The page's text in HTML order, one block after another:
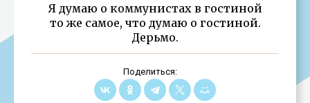
Я думаю о коммунистах в гостиной
то же самое, что думаю о гостиной.
Дерьмо.
Поделиться: